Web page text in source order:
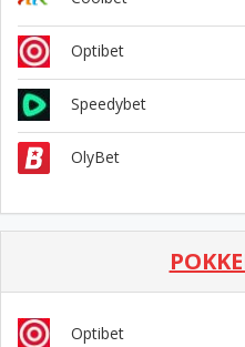
Optibet
Speedybet
OlyBet
Optibet